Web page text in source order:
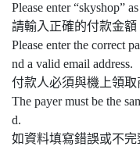
Please enter “skyshop”
請輸入正確的付款金
Please enter the correct
nd a valid email address.
付款人必須與機上領取
The payer must be the
d.
如資料填寫錯誤或不